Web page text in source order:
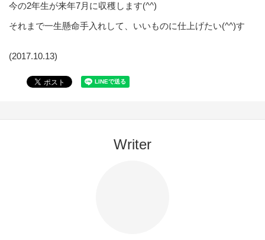
今の2年生が来年7月に収穫します(^^)
それまで一生懸命手入れして、いいものに仕上げたい(^^)す
(2017.10.13)
Writer